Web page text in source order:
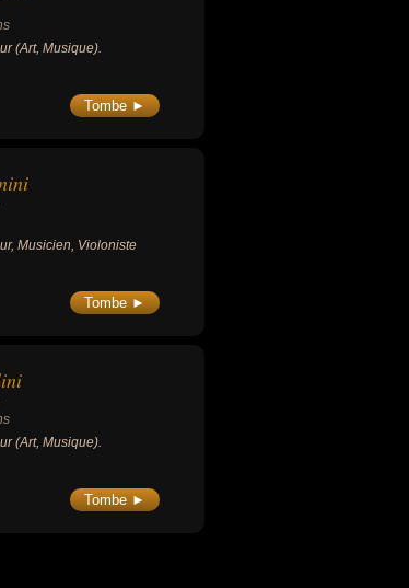
(Art, Musique).
Tombe ►
Musicien, Violoniste
Tombe ►
(Art, Musique).
Tombe ►